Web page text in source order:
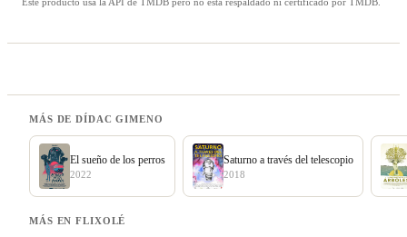
MÁS DE DÍDAC GIMENO
El sueño de los perros
2022
Saturno a través del telescopio
2018
MÁS EN FLIXOLÉ